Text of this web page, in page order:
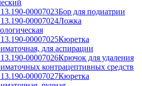
00007023Бор для подиатрии
00007024Ложка
00007025Кюретка
для аспирации
00007026Крючок для удаления
контрацептивных средств
00007027Кюретка